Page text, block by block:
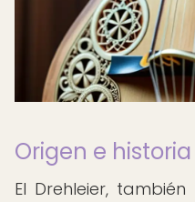
Origen e
El Drehleier,